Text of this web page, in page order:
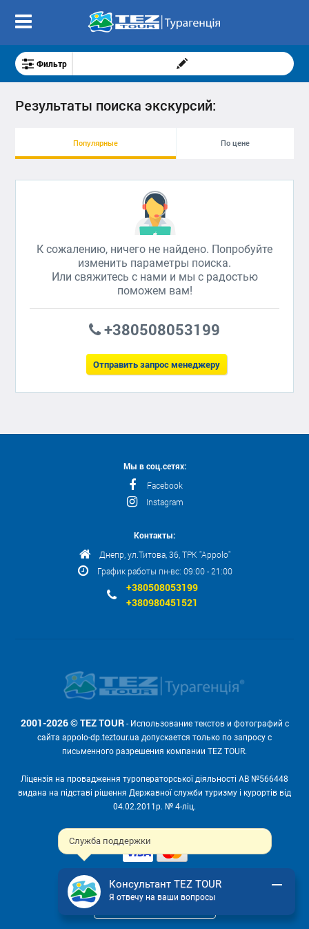
Фильтр
Результаты поиска экскурсий:
Популярные По цене
К сожалению, ничего не найдено. Попробуйте
изменить параметры поиска.
Или свяжитесь с нами и мы с радостью
поможем вам!
+380508053199
Отправить запрос менеджеру
Служба поддержки
Консультант TEZ TOUR
Я отвечу на ваши вопросы
Мы в соц.сетях:
Facebook
Instagram
Контакты:
Днепр, ул.Титова, 36, ТРК "Appolo"
График работы пн-вс: 09:00 - 21:00
+380508053199
+380980451521
2001-2026 © TEZ TOUR- Использование текстов и фотографий с
сайта appolo-dp.teztour.ua допускается только по запросу с
письменного разрешения компании TEZ TOUR.
Ліцензія на провадження туроператорської діяльності АВ №566448
видана на підставі рішення Державної служби туризму і курортів від
04.02.2011р. № 4-ліц.
Мы принимаем: